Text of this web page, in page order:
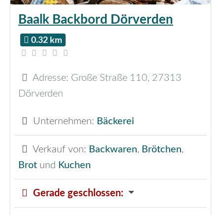
Baalk Backbord Dörverden
0.32 km
Adresse: Große Straße 110, 27313
Dörverden
Unternehmen: Bäckerei
Verkauf von: Backwaren, Brötchen,
Brot und Kuchen
Gerade geschlossen: